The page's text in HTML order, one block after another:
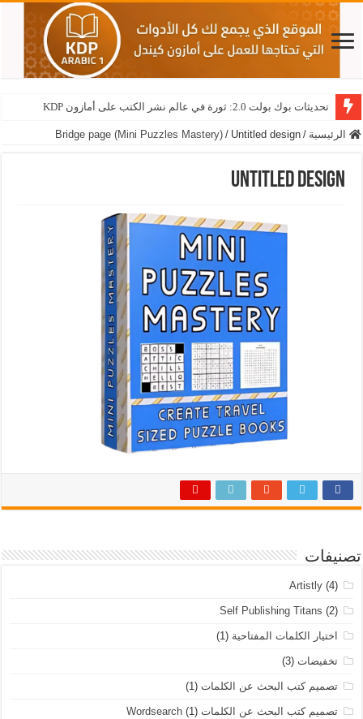
تحديثات بوك بولت 2.0: ثورة في عالم نشر الكتب على أمازون KDP
الرئيسية /
Bridge page (Mini Puzzles Mastery) / Untitled design
Untitled design
تصنيفات
Artistly(4)
Self Publishing Titans (2)
اختيار الكلمات المفتاحية (1)
تخفيضات (3)
تصميم كتب البحث عن الكلمات (1)
تصميم كتب البحث عن الكلمات Wordsearch(1)